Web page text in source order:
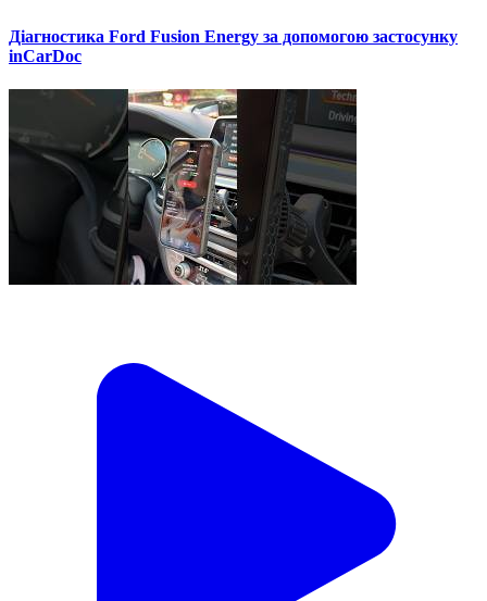
Діагностика Ford Fusion Energy за допомогою застосунку
inCarDoc